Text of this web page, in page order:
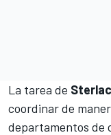
La tarea de
coordinar de
departamentos de